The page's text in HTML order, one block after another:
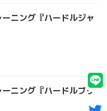
ニング『ハードルジャ
ニング『ハードルブリ